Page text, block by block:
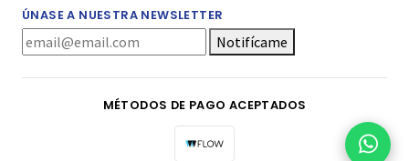
ÚNASE A NUESTRA NEWSLETTER
Notifícame
MÉTODOS DE PAGO ACEPTADOS